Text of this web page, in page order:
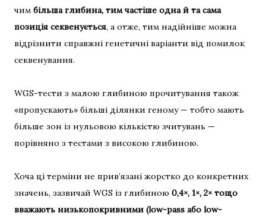
чим більша глибина, тим частіше одна й та сама
позиція секвенується, а отже, тим надійніше можна
відрізнити справжні генетичні варіанти від помилок
секвенування.
WGS-тести з малою глибиною прочитування також
«пропускають» більші ділянки геному — тобто мають
більше зон із нульовою кількістю зчитувань —
порівняно з тестами з високою глибиною.
Хоча ці терміни не прив’язані жорстко до конкретних
значень, зазвичай WGS із глибиною 0,4×, 1×, 2× тощо
вважають низькопокривними (low-pass або low-